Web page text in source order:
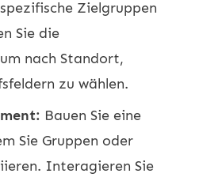
Zielgruppen
Sie die
nach Standort,
zu wählen.
Bauen Sie eine
Sie Gruppen oder
Interagieren Sie